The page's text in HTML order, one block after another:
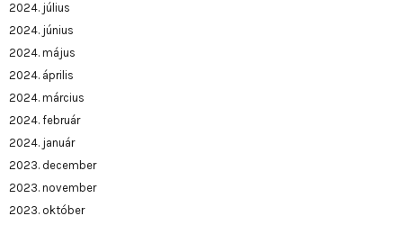
2024. július
2024. június
2024. május
2024. április
2024. március
2024. február
2024. január
2023. december
2023. november
2023. október